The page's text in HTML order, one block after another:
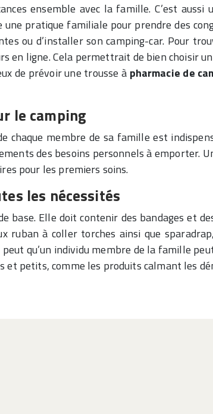
ensemble avec la famille. C’est
pratique familiale pour prendre des
ou d’installer son camping-car. Pour
en ligne. Cela permettrait de bien choisir
de prévoir une trousse à pharmacie de
le camping
chaque membre de sa famille est
des besoins personnels à emporter.
pour les premiers soins.
les nécessités
base. Elle doit contenir des bandages et
ruban à coller torches ainsi que
qu’un individu membre de la famille
petits, comme les produits calmant les